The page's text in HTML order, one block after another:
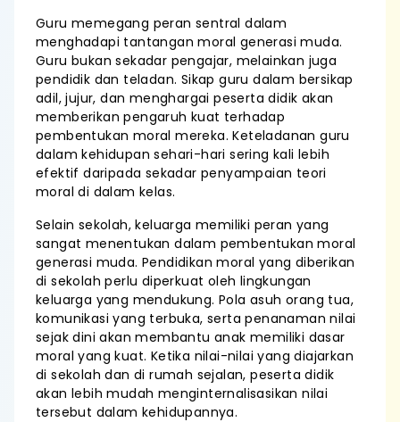
Guru memegang peran sentral dalam
menghadapi tantangan moral generasi muda.
Guru bukan sekadar pengajar, melainkan juga
pendidik dan teladan. Sikap guru dalam bersikap
adil, jujur, dan menghargai peserta didik akan
memberikan pengaruh kuat terhadap
pembentukan moral mereka. Keteladanan guru
dalam kehidupan sehari-hari sering kali lebih
efektif daripada sekadar penyampaian teori
moral di dalam kelas.
Selain sekolah, keluarga memiliki peran yang
sangat menentukan dalam pembentukan moral
generasi muda. Pendidikan moral yang diberikan
di sekolah perlu diperkuat oleh lingkungan
keluarga yang mendukung. Pola asuh orang tua,
komunikasi yang terbuka, serta penanaman nilai
sejak dini akan membantu anak memiliki dasar
moral yang kuat. Ketika nilai-nilai yang diajarkan
di sekolah dan di rumah sejalan, peserta didik
akan lebih mudah menginternalisasikan nilai
tersebut dalam kehidupannya.